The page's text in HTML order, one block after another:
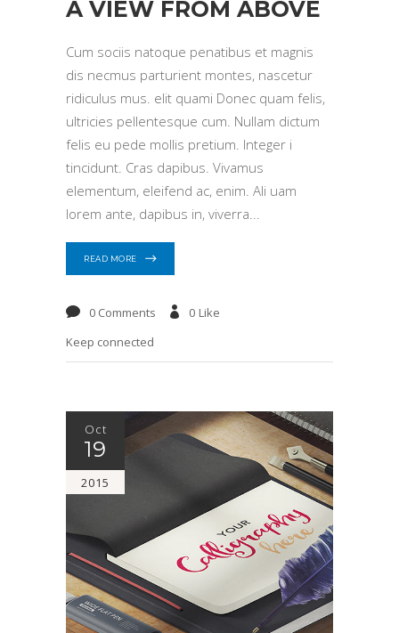
A VIEW FROM ABOVE
Cum sociis natoque penatibus et magnis
dis necmus parturient montes, nascetur
ridiculus mus. elit quami Donec quam felis,
ultricies pellentesque cum. Nullam dictum
felis eu pede mollis pretium. Integer i
tincidunt. Cras dapibus. Vivamus
elementum, eleifend ac, enim. Ali uam
lorem ante, dapibus in, viverra
READ MORE
0 Comments 0 Like
Keep connected
Oct
19
2015